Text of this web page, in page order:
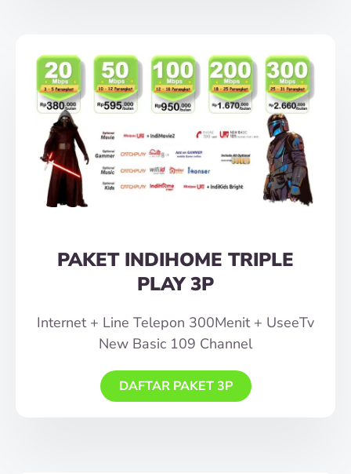
PAKET INDIHOME TRIPLE
PLAY 3P
Internet + Line Telepon 300Menit + UseeTv
New Basic 109 Channel
DAFTAR PAKET 3P